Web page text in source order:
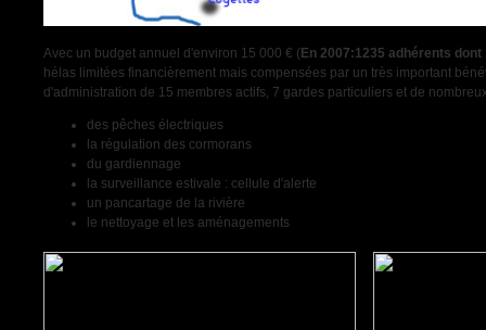
Avec un budget annuel d'environ 15 000 € (En 2007:1235 adhérents dont
hélas limitées financièrement mais compensées par un très important
d'administration de 15 membres actifs, 7 gardes particuliers et de
des pêches électriques
la régulation des cormorans
du gardiennage
la surveillance estivale : cellule d'alerte
un pancartage de la rivière
le nettoyage et les aménagements